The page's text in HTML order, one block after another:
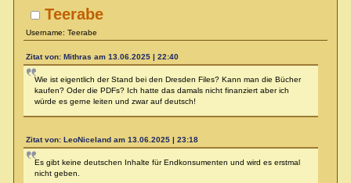
Teerabe
Username: Teerabe
Zitat von: Mithras am 13.06.2025 | 22:40
Wie ist eigentlich der Stand bei den Dresden Files? Kann man die Bücher
kaufen? Oder die PDFs? Ich hatte das damals nicht finanziert aber ich
würde es gerne leiten und zwar auf deutsch!
Zitat von: LeoNiceland am 13.06.2025 | 23:18
Es gibt keine deutschen Inhalte für Endkonsumenten und wird es erstmal
nicht geben.